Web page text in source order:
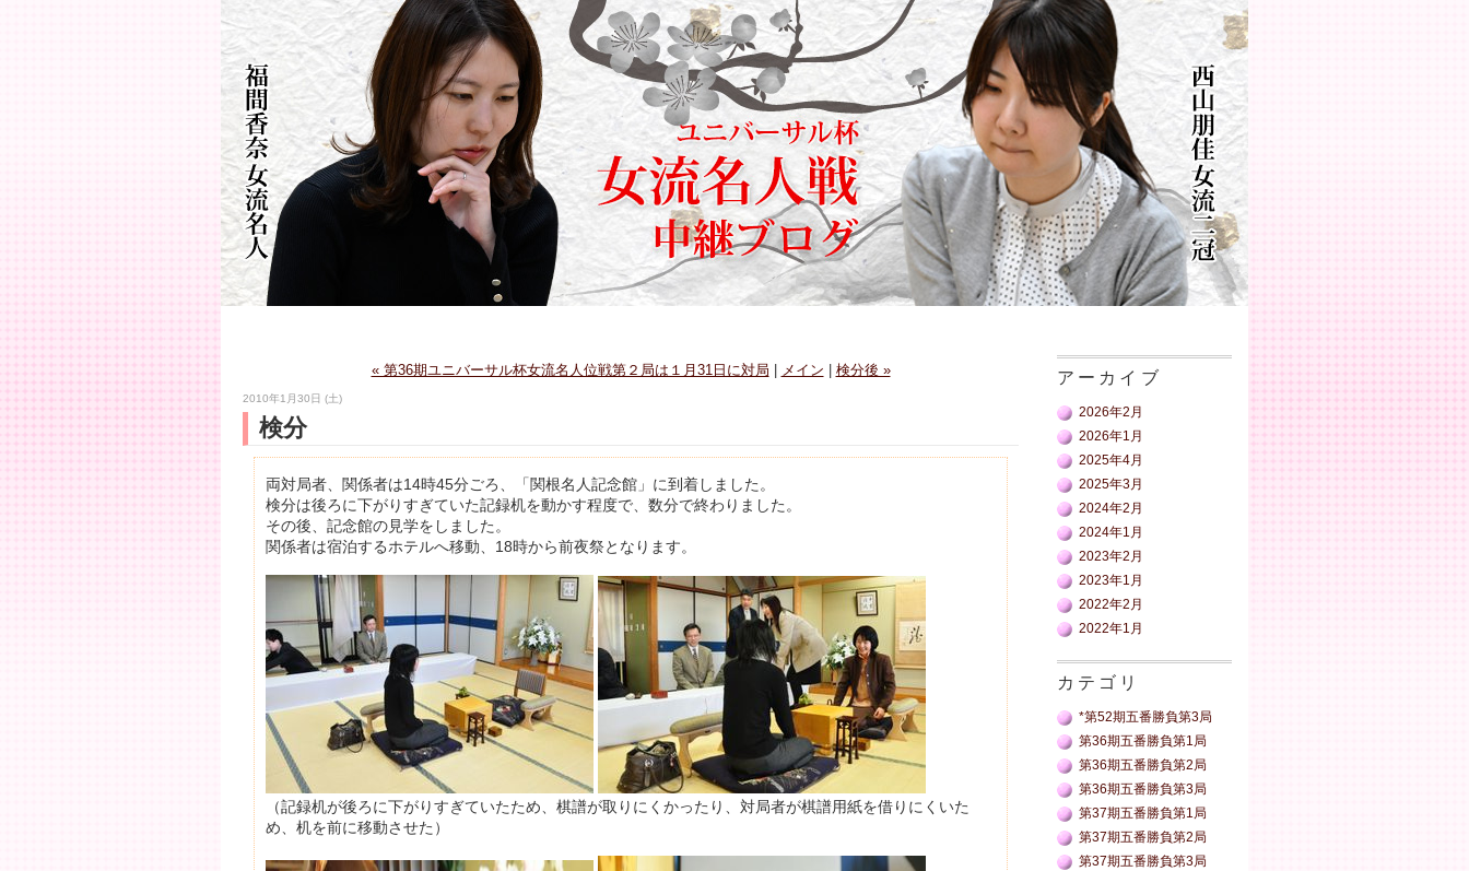
« 第36期ユニバーサル杯女流名人位戦第２局は１月31日に対局 メイン 検分後 »
2010年1月30日 (土)
検分
両対局者、関係者は14時45分ごろ、「関根名人記念館」に到着しました。
検分は後ろに下がりすぎていた記録机を動かす程度で、数分で終わりました。
その後、記念館の見学をしました。
関係者は宿泊するホテルへ移動、18時から前夜祭となります。
（記録机が後ろに下がりすぎていたため、棋譜が取りにくかったり、対局者が棋譜用紙を借りにくいた
め、机を前に移動させた）
アーカイブ
2026年2月
2026年1月
2025年4月
2025年3月
2024年2月
2024年1月
2023年2月
2023年1月
2022年2月
2022年1月
カテゴリ
*第52期五番勝負第3局
第36期五番勝負第1局
第36期五番勝負第2局
第36期五番勝負第3局
第37期五番勝負第1局
第37期五番勝負第2局
第37期五番勝負第3局